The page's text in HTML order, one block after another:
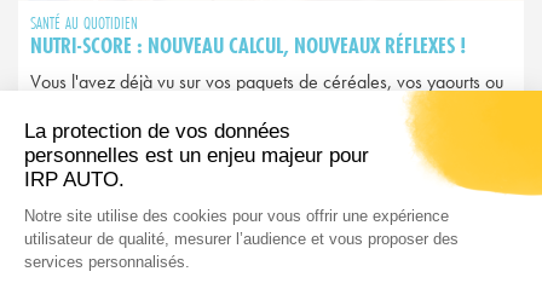
SANTÉ AU QUOTIDIEN
NUTRI-SCORE : NOUVEAU CALCUL, NOUVEAUX RÉFLEXES !
Vous l'avez déjà vu sur vos paquets de céréales, vos yaourts ou
vos plats préparés. Ce petit logo coloré allant du A vert au E
rouge, c'est le Nutri-Score. Mais attention : depuis 2025, il a
changé et avec lui, peut-être vos habitudes d’achat…